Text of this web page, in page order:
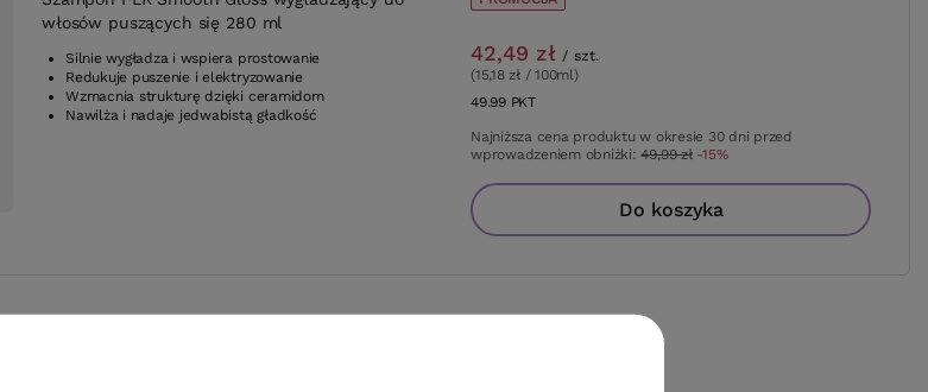
włosów puszących się 280 ml
Silnie wygładza i wspiera prostowanie
Redukuje puszenie i elektryzowanie
Wzmacnia strukturę dzięki ceramidom
Nawilża i nadaje jedwabistą gładkość
42,49 zł / szt.
(15,18 zł / 100ml)
49.99PKTpunktów
Najniższa cena produktu w okresie 30 dni przed
wprowadzeniem obniżki:49,99 zł -15%
Do koszyka